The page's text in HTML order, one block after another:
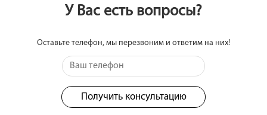
У Вас есть вопросы?
Оставьте телефон, мы перезвоним и ответим на них!
Получить консультацию